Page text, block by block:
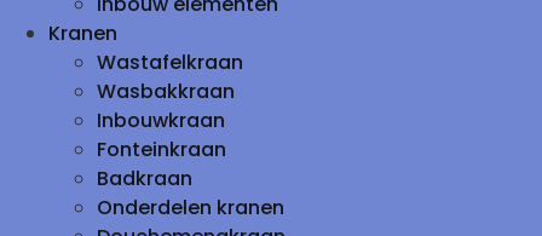
Kranen
Wastafelkraan
Wasbakkraan
Inbouwkraan
Fonteinkraan
Badkraan
Onderdelen kranen